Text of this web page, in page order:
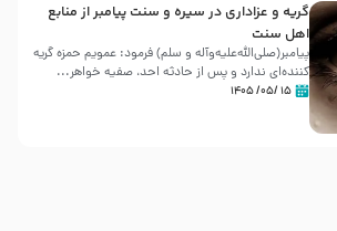
گریه و عزاداری در سیره و سنت پیامبر از منابع
اهل سنت
پیامبر(صلی‌الله‌علیه‌وآله و سلم) فرمود: عمویم حمزه گریه
کننده‌ای ندارد و پس از حادثه احد، صفیه خواهر...
۱۵ /۰۵/ ۱۴۰۵